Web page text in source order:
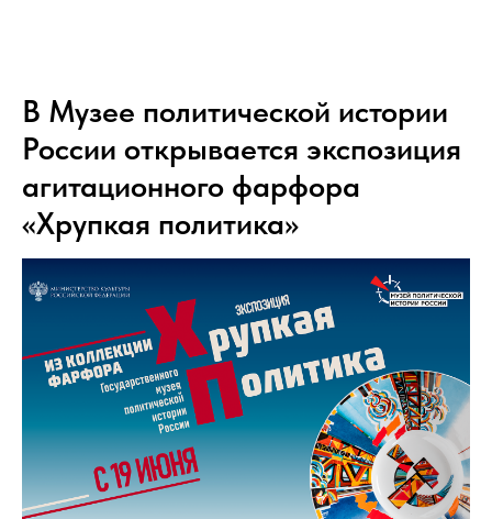
В Музее политической истории
России открывается экспозиция
агитационного фарфора
«Хрупкая политика»